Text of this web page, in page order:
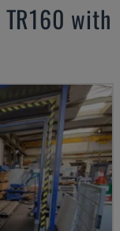
TR160 with